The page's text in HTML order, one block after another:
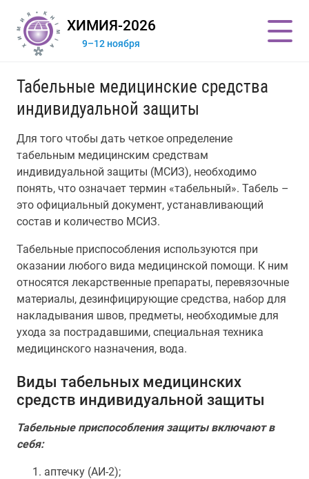
ХИМИЯ-2026
9–12 ноября
Табельные медицинские средства
индивидуальной защиты
Для того чтобы дать четкое определение
табельным медицинским средствам
индивидуальной защиты (МСИЗ), необходимо
понять, что означает термин «табельный». Табель –
это официальный документ, устанавливающий
состав и количество МСИЗ.
Табельные приспособления используются при
оказании любого вида медицинской помощи. К ним
относятся лекарственные препараты, перевязочные
материалы, дезинфицирующие средства, набор для
накладывания швов, предметы, необходимые для
ухода за пострадавшими, специальная техника
медицинского назначения, вода.
Виды табельных медицинских
средств индивидуальной защиты
Табельные приспособления защиты включают в
себя:
аптечку (АИ-2);